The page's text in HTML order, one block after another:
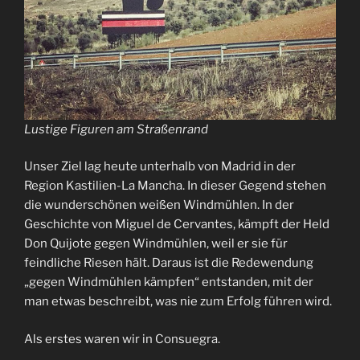
Lustige Figuren am Straßenrand
Unser Ziel lag heute unterhalb von Madrid in der
Region Kastilien-La Mancha. In dieser Gegend stehen
die wunderschönen weißen Windmühlen. In der
Geschichte von Miguel de Cervantes, kämpft der Held
Don Quijote gegen Windmühlen, weil er sie für
feindliche Riesen hält. Daraus ist die Redewendung
„gegen Windmühlen kämpfen“ entstanden, mit der
man etwas beschreibt, was nie zum Erfolg führen wird.
Als erstes waren wir in Consuegra.